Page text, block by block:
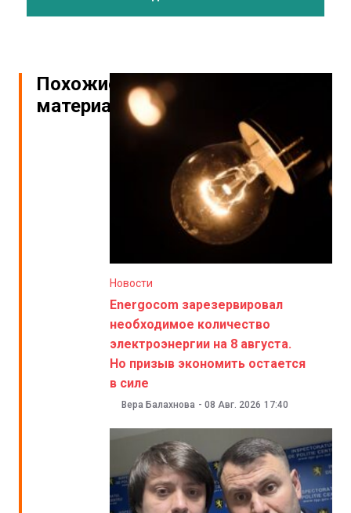
Похожие
материалы
Новости
Energocom зарезервировал
необходимое количество
электроэнергии на 8 августа.
Но призыв экономить остается
в силе
Вера Балахнова - 08 Авг. 2026 17:40